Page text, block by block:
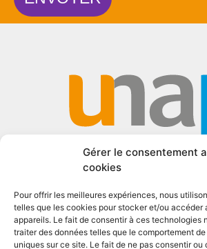
Gérer le consentement
cookies
Pour offrir les meilleures expériences, nous
telles que les cookies pour stocker et/ou accéder
appareils. Le fait de consentir à ces technologies
traiter des données telles que le comportement
uniques sur ce site. Le fait de ne pas consentir ou